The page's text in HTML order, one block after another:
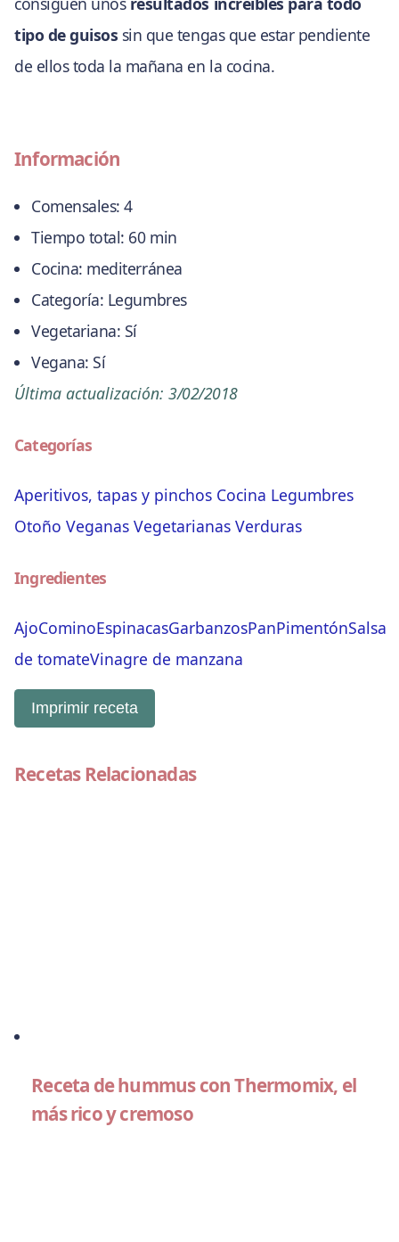
tipo de guisos sin que tengas que estar pendiente
de ellos toda la mañana en la cocina.
Información
Comensales: 4
Tiempo total: 60 min
Cocina: mediterránea
Categoría: Legumbres
Vegetariana: Sí
Vegana: Sí
Última actualización: 3/02/2018
Categorías
Aperitivos, tapas y pinchos Cocina Legumbres
Otoño Veganas Vegetarianas Verduras
Ingredientes
AjoCominoEspinacasGarbanzosPanPimentónSalsa
de tomateVinagre de manzana
Imprimir receta
Recetas Relacionadas
Receta de hummus con Thermomix, el
más rico y cremoso